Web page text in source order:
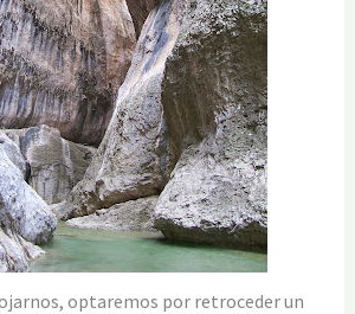
optaremos por retroceder un